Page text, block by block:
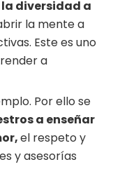
diversidad a
la mente a
Este es uno
a
Por ello se
a enseñar
el respeto y
y asesorías